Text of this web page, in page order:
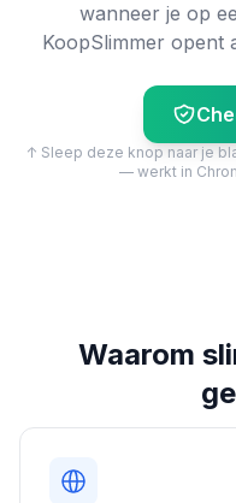
wanneer je op
KoopSlimmer opent
↑ Sleep deze knop naar je
— werkt in
Waarom